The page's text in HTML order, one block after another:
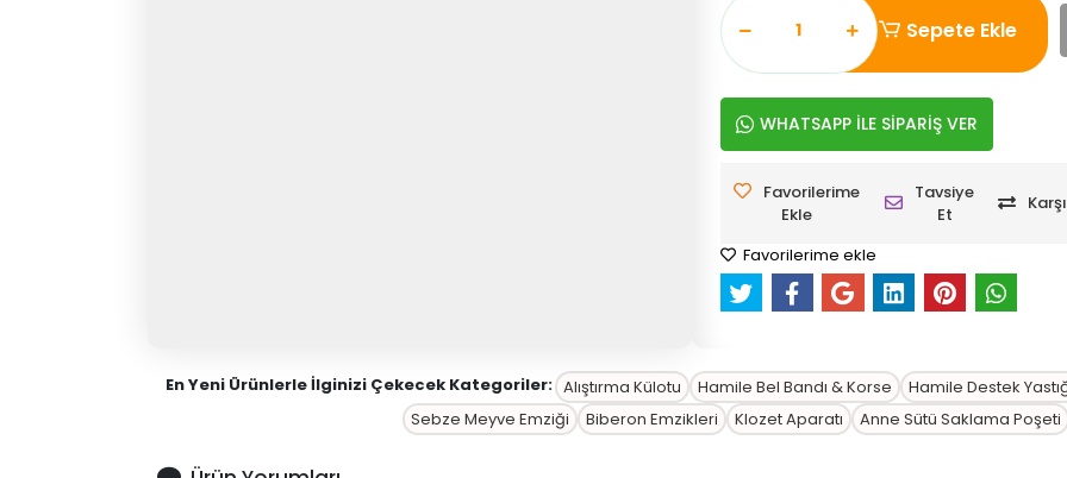
Sepete Ekle
WHATSAPP İLE SİPARİŞ VER
Favorilerime
Ekle
Tavsiye
Et
Favorilerime ekle
En Yeni Ürünlerle İlginizi Çekecek Kategoriler: Alıştırma Külotu Hamile Bel Bandı & Korse Hamile Destek
Sebze Meyve Emziği
Biberon Emzikleri Klozet Aparatı Anne Sütü Saklama Poşeti